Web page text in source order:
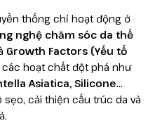
thống chỉ hoạt động ở
nghệ chăm sóc da thế
Growth Factors (Yếu tố
hoạt chất đột phá như
Asiatica, Silicone…
cải thiện cấu trúc da và